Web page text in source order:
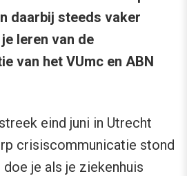
daarbij steeds vaker
leren van de
van het VUmc en ABN
streek eind juni in Utrecht
crisiscommunicatie stond
doe je als je ziekenhuis